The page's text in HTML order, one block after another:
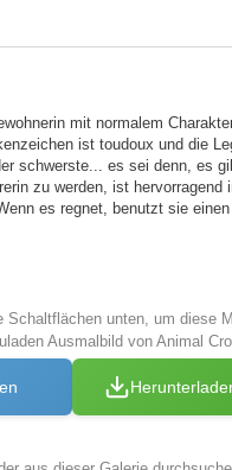
mit normalem
ist toudoux und die
schwerste... es sei denn, es
zu werden, ist
es regnet, benutzt sie
Schaltflächen unten, um diese
Ausmalbild von Animal